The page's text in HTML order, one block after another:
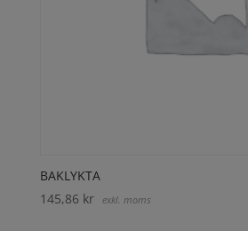
BAKLYKTA
145,86 kr exkl. moms